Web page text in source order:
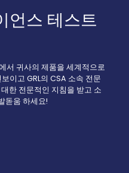
언스 테스트
서 귀사의 제품을 세계적으로
이고 GRL의 CSA 소속 전문
한 전문적인 지침을 받고 소
돋움 하세요!